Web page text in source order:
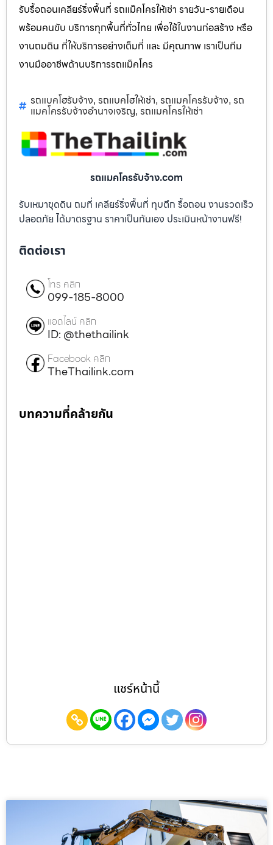
รับรื้อถอนเคลียร์ริ่งพื้นที่ รถแม็คโครให้เช่า รายวัน-รายเดือน
พร้อมคนขับ บริการทุกพื้นที่ทั่วไทย เพื่อใช้ในงานก่อสร้าง หรือ
งานถมดิน ที่ให้บริการอย่างเต็มที่ และ มีคุณภาพ เราเป็นทีม
งานมืออาชีพด้านบริการรถแม็คโคร
รถแบคโฮรับจ้าง, รถแบคโฮให้เช่า, รถแมคโครรับจ้าง, รถ
แมคโครรับจ้างอำนาจเจริญ, รถแมคโครให้เช่า
รถแมคโครรับจ้าง.com
รับเหมาขุดดิน ถมที่ เคลียร์ริ่งพื้นที่ ทุบตึก รื้อถอน งานรวดเร็ว
ปลอดภัย ได้มาตรฐาน ราคาเป็นกันเอง ประเมินหน้างานฟรี!
ติดต่อเรา
โทร คลิก
099-185-8000
แอดไลน์ คลิก
ID: @thethailink
Facebook คลิก
TheThailink.com
บทความที่คล้ายกัน
แชร์หน้านี้